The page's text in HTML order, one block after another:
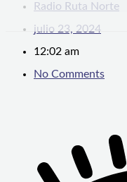
Radio Ruta Norte
julio 23, 2024
12:02 am
No Comments